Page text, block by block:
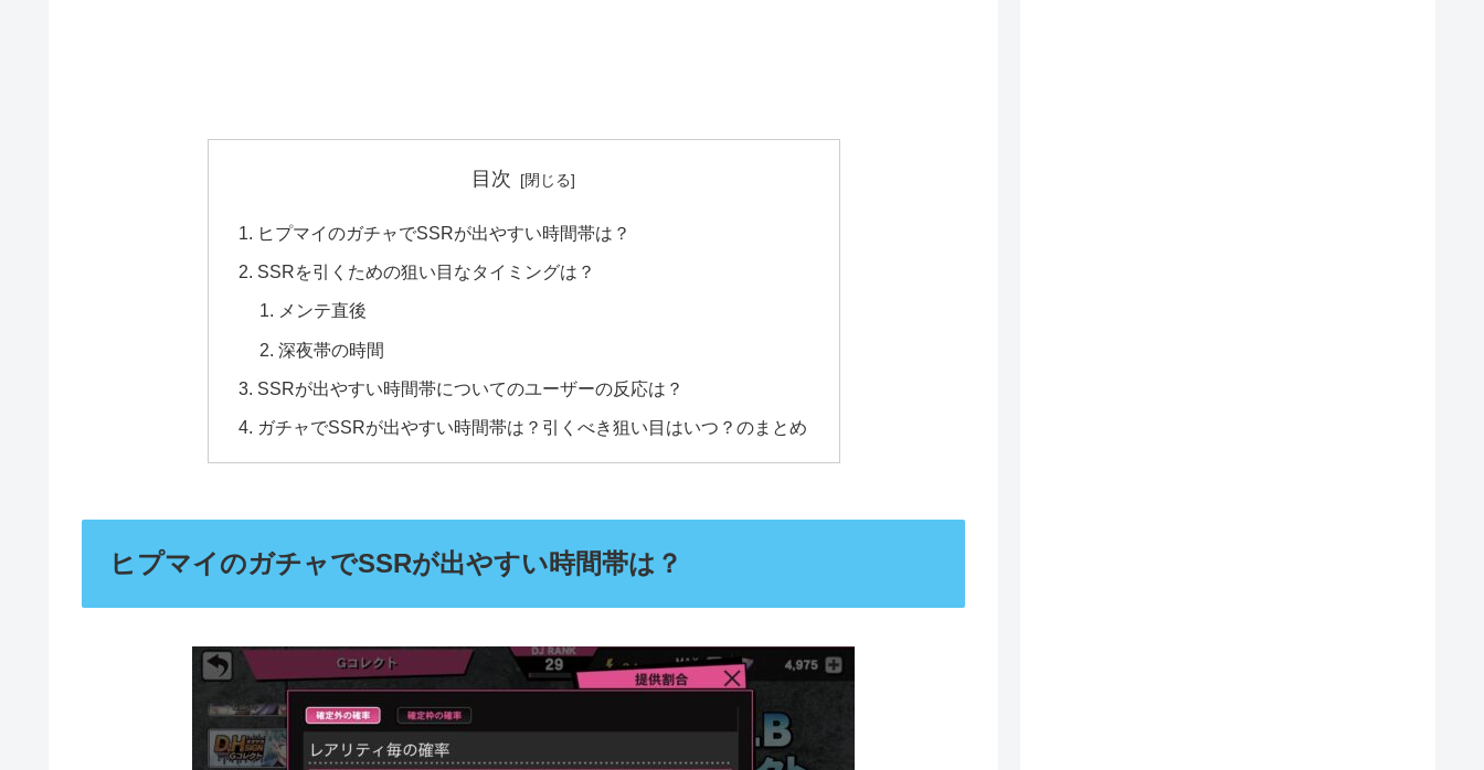
目次
ヒプマイのガチャでSSRが出やすい時間帯は？
SSRを引くための狙い目なタイミングは？
メンテ直後
深夜帯の時間
SSRが出やすい時間帯についてのユーザーの反応は？
ガチャでSSRが出やすい時間帯は？引くべき狙い目はいつ？のまとめ
ヒプマイのガチャでSSRが出やすい時間帯は？